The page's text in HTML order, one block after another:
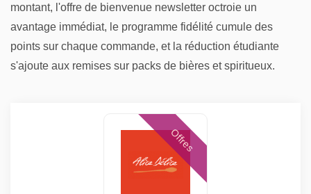
montant, l'offre de bienvenue newsletter octroie un
avantage immédiat, le programme fidélité cumule des
points sur chaque commande, et la réduction étudiante
s'ajoute aux remises sur packs de bières et spiritueux.
Offres